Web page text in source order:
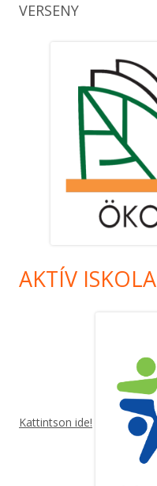
VERSENY
AKTÍV ISKOLA
Kattintson ide!